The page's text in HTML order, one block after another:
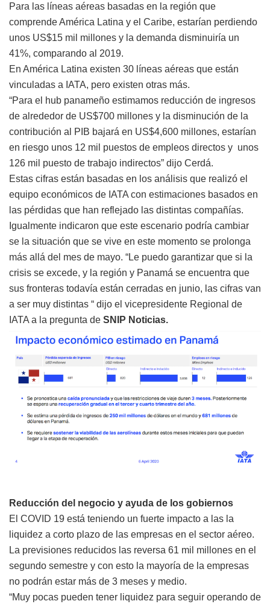
Para las líneas aéreas basadas en la región que
comprende América Latina y el Caribe, estarían perdiendo
unos US$15 mil millones y la demanda disminuiría un
41%, comparando al 2019.
En América Latina existen 30 líneas aéreas que están
vinculadas a IATA, pero existen otras más.
“Para el hub panameño estimamos reducción de ingresos
de alrededor de US$700 millones y la disminución de la
contribución al PIB bajará en US$4,600 millones, estarían
en riesgo unos 12 mil puestos de empleos directos y unos
126 mil puesto de trabajo indirectos” dijo Cerdá.
Estas cifras están basadas en los análisis que realizó el
equipo económicos de IATA con estimaciones basados en
las pérdidas que han reflejado las distintas compañías.
Igualmente indicaron que este escenario podría cambiar
se la situación que se vive en este momento se prolonga
más allá del mes de mayo. “Le puedo garantizar que si la
crisis se excede, y la región y Panamá se encuentra que
sus fronteras todavía están cerradas en junio, las cifras van
a ser muy distintas “ dijo el vicepresidente Regional de
IATA a la pregunta de SNIP Noticias.
Reducción del negocio y ayuda de los gobiernos
El COVID 19 está teniendo un fuerte impacto a las la
liquidez a corto plazo de las empresas en el sector aéreo.
La previsiones reducidos las reversa 61 mil millones en el
segundo semestre y con esto la mayoría de la empresas
no podrán estar más de 3 meses y medio.
“Muy pocas pueden tener liquidez para seguir operando de